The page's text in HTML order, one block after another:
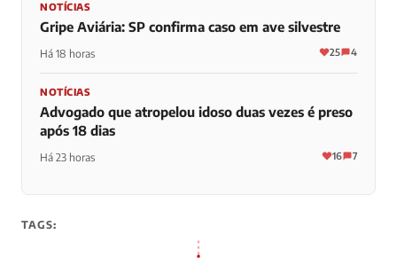
NOTÍCIAS
Gripe Aviária: SP confirma caso em ave silvestre
Há 18 horas 25 4
NOTÍCIAS
Advogado que atropelou idoso duas vezes é preso
após 18 dias
Há 23 horas 16 7
TAGS: